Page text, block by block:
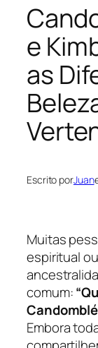
e
as
Escrito porJuan
Muitas
espiritual
comum:
Embora